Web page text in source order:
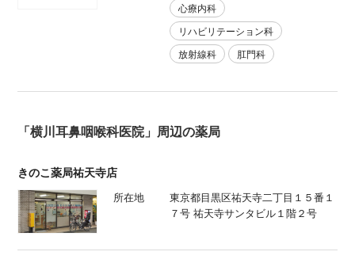
心療内科
リハビリテーション科
放射線科
肛門科
「横川耳鼻咽喉科医院」周辺の薬局
きのこ薬局祐天寺店
所在地
東京都目黒区祐天寺二丁目１５番１
７号 祐天寺サンタビル１階２号